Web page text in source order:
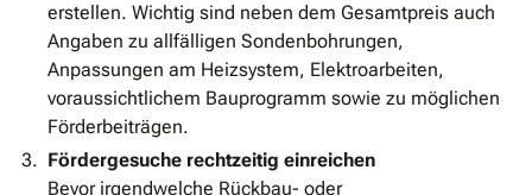
erstellen. Wichtig sind neben dem Gesamtpreis auch
Angaben zu allfälligen Sondenbohrungen,
Anpassungen am Heizsystem, Elektroarbeiten,
voraussichtlichem Bauprogramm sowie zu möglichen
Förderbeiträgen.
Fördergesuche rechtzeitig einreichen
Bevor irgendwelche Rückbau- oder